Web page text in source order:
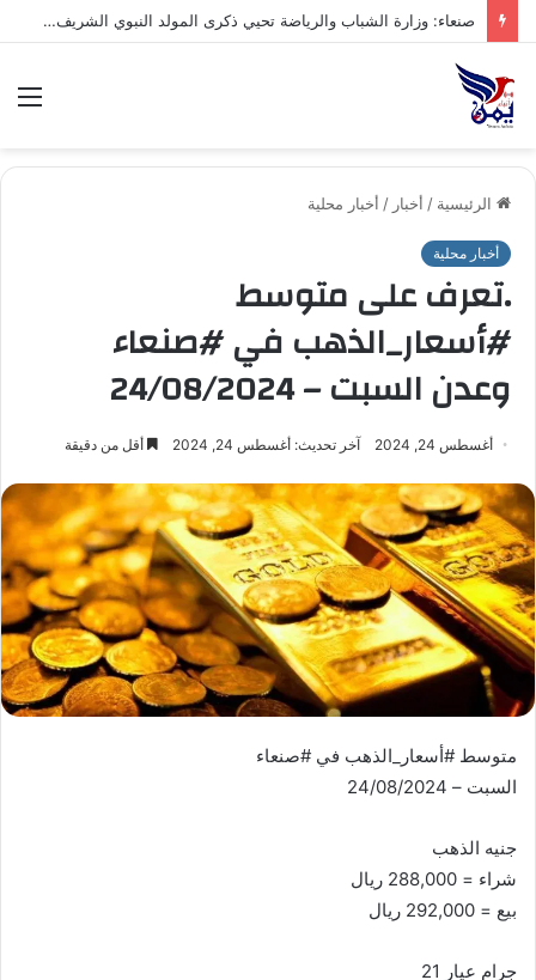
صنعاء: وزارة الشباب والرياضة تحيي ذكرى المولد النبوي الشريف بفعالية ثقافية وخطابية
الرئيسية / أخبار / أخبار محلية
أخبار محلية
.تعرف على متوسط
#أسعار_الذهب في #صنعاء
وعدن السبت – 24/08/2024
أغسطس 24, 2024 آخر تحديث: أغسطس 24, 2024 أقل من دقيقة
متوسط #أسعار_الذهب في #صنعاء
السبت – 24/08/2024
جنيه الذهب
شراء = 288,000 ريال
بيع = 292,000 ريال
جرام عيار 21